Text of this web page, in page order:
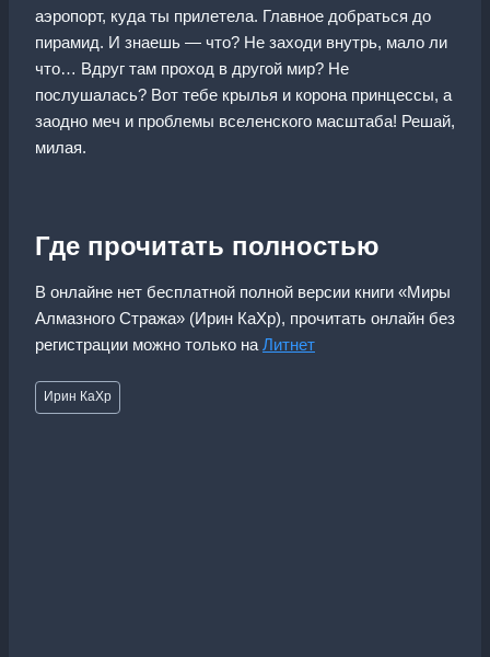
аэропорт, куда ты прилетела. Главное добраться до
пирамид. И знаешь — что? Не заходи внутрь, мало ли
что… Вдруг там проход в другой мир? Не
послушалась? Вот тебе крылья и корона принцессы, а
заодно меч и проблемы вселенского масштаба! Решай,
милая.
Где прочитать полностью
В онлайне нет бесплатной полной версии книги «Миры
Алмазного Стража» (Ирин КаХр), прочитать онлайн без
регистрации можно только на Литнет
Метки
записи:
Ирин КаХр